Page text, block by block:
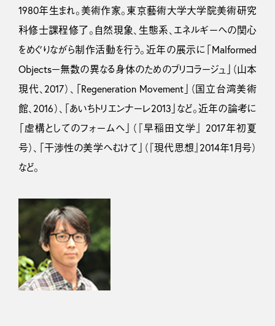
1980年生まれ。美術作家。東京藝術大学大学院美術研究
科修士課程修了。自然現象、生態系、エネルギーへの関心
をめぐりながら制作活動を行う。近年の展示に「Malformed
Objects－無数の異なる身体のためのブリコラージュ」（山本
現代、2017）、「Regeneration Movement」（国立台湾美術
館、2016）、「あいちトリエンナーレ2013」など。近年の論考に
「虚構としてのフォームへ」（『早稲田文学』 2017年初夏
号）、「干渉性の美学へむけて」（『現代思想』2014年1月号）
など。